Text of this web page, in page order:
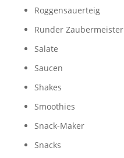
Roggensauerteig
Runder Zaubermeister
Salate
Saucen
Shakes
Smoothies
Snack-Maker
Snacks